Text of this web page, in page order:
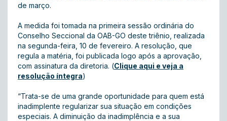
de março.
A medida foi tomada na primeira sessão ordinária do
Conselho Seccional da OAB-GO deste triênio, realizada
na segunda-feira, 10 de fevereiro. A resolução, que
regula a matéria, foi publicada logo após a aprovação,
com assinatura da diretoria. (Clique aqui e veja a
resolução íntegra)
“Trata-se de uma grande oportunidade para quem está
inadimplente regularizar sua situação em condições
especiais. A diminuição da inadimplência e a sua